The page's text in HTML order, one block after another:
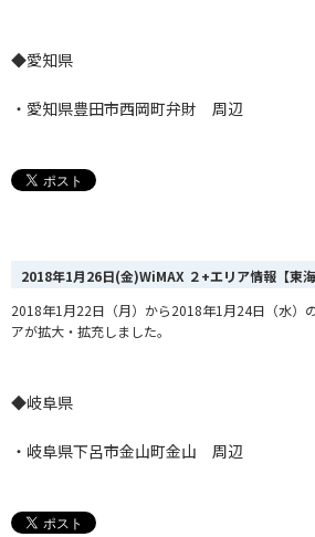
◆愛知県
・愛知県豊田市西岡町弁財 周辺
2018年1月26日(金)WiMAX ２+エリア情報【東海
2018年1月22日（月）から2018年1月24日（水）
アが拡大・拡充しました。
◆岐阜県
・岐阜県下呂市金山町金山 周辺